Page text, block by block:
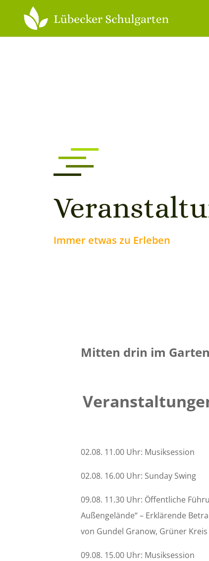
Immer etwas zu Erleben
Mitten drin im
02.08. 11.00 Uhr: Musiksession
02.08. 16.00 Uhr: Sunday Swing
09.08. 11.30 Uhr: Öffentliche
Außengelände“ – Erklärende
von Gundel Granow, Grüner Kreis
09.08. 15.00 Uhr: Musiksession